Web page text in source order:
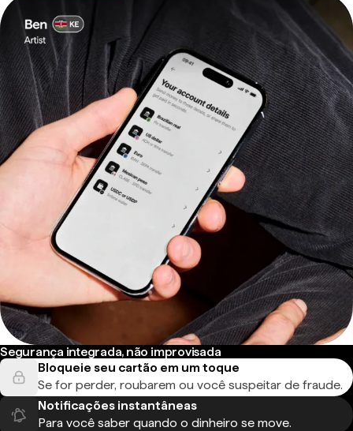
Segurança integrada, não improvisada
Bloqueie seu cartão em um toque
Se for perder, roubarem ou você suspeitar de fraude.
Notificações instantâneas
Para você saber quando o dinheiro se move.